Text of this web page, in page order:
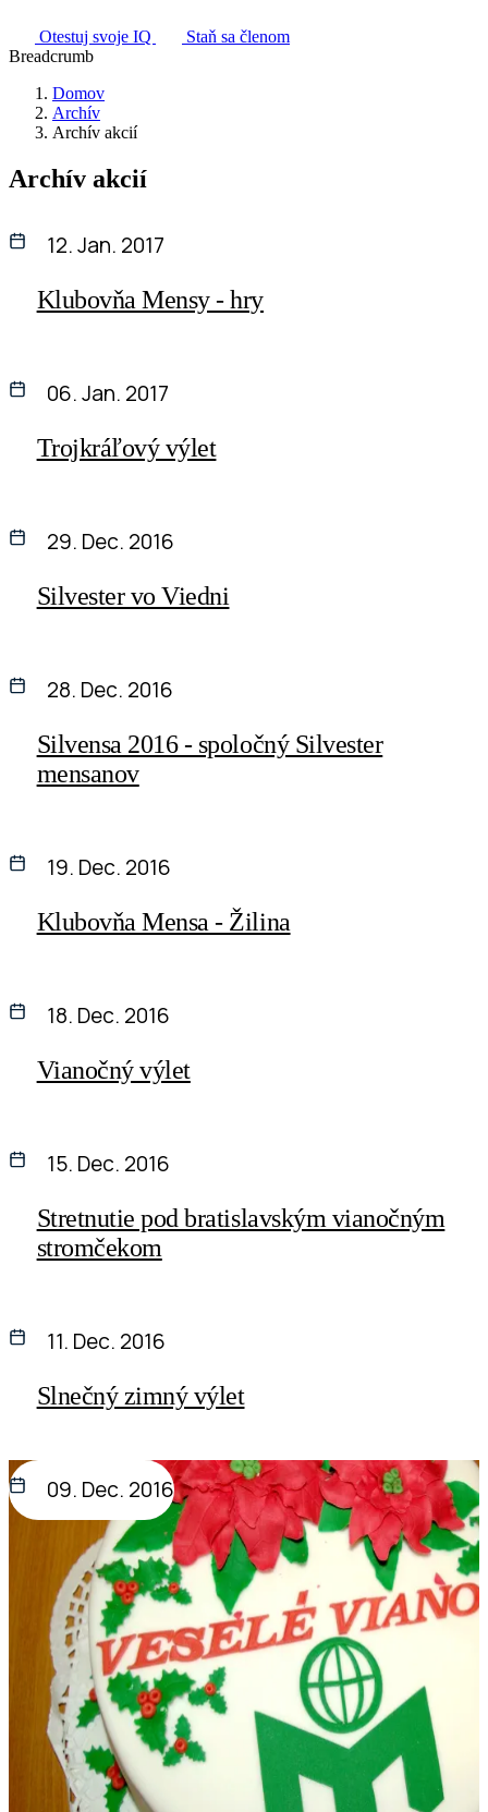
Otestuj svoje IQ
Staň sa členom
Breadcrumb
Domov
Archív
Archív akcií
Archív akcií
12. Jan. 2017
Klubovňa Mensy - hry
06. Jan. 2017
Trojkráľový výlet
29. Dec. 2016
Silvester vo Viedni
28. Dec. 2016
Silvensa 2016 - spoločný Silvester
mensanov
19. Dec. 2016
Klubovňa Mensa - Žilina
18. Dec. 2016
Vianočný výlet
15. Dec. 2016
Stretnutie pod bratislavským vianočným
stromčekom
11. Dec. 2016
Slnečný zimný výlet
09. Dec. 2016